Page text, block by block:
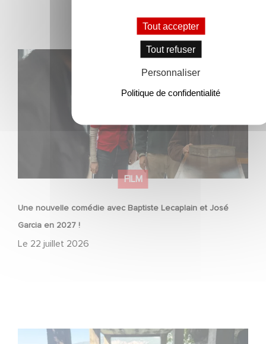
FILM
Une nouvelle comédie avec Baptiste Lecaplain et José
Garcia en 2027 !
Le 22 juillet 2026
Une nouvelle comédie avec Baptiste Lecaplain et José
Le tournage de la mini-série Le Roman de Marceau Miller
Tout accepter
Tout refuser
Personnaliser
Politique de confidentialité